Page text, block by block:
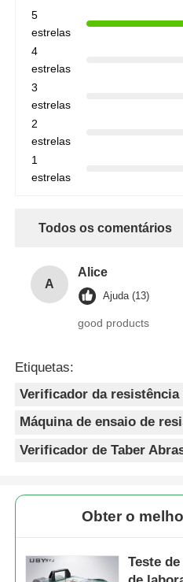
5
estrelas
4
estrelas
3
estrelas
2
estrelas
1
estrelas
Todos os comentários
A
Alice
Ajuda (13)
good products
Etiquetas:
Verificador da resistência
Máquina de ensaio de
Verificador de Taber
Obter o
Teste